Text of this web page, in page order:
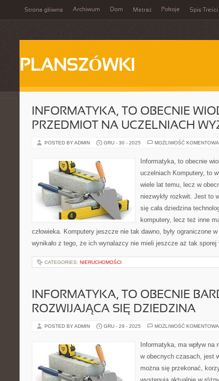
Strona główna Archiwum Dom Metraż Pokoje Spis Treści
PLANSZÓWKI
INFORMATYKA, TO OBECNIE
PRZEDMIOT NA UCZELNIACH
POSTED BY ADMIN GRU - 30 - 2025 MOŻLIWOŚĆ
Informatyka, to obecnie
uczelniach Komputery, to
wiele lat temu, lecz w
niezwykły rozkwit. Jest to
się cała dziedzina
komputery, lecz też inne
człowieka. Komputery jeszcze nie tak dawno, były ograniczone
wynikało z tego, że ich wynalazcy nie mieli jeszcze aż tak
CATEGORIES: NIERUCHOMOŚCI
INFORMATYKA, TO OBECNIE
ROZWIJAJĄCA SIĘ DZIEDZINA
POSTED BY ADMIN GRU - 29 - 2025 MOŻLIWOŚĆ
Informatyka, ma wpływ na
w obecnych czasach, jest
można się przekonać,